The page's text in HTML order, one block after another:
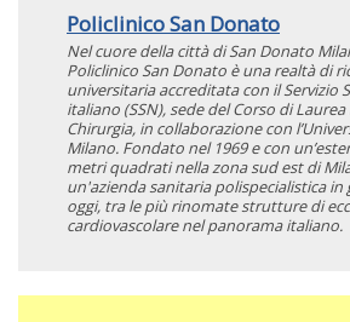
Policlinico San Donato
Nel cuore della città di San Donato
Policlinico San Donato è una realtà di
universitaria accreditata con il Servizio
italiano (SSN), sede del Corso di
Chirurgia, in collaborazione con
Milano. Fondato nel 1969 e con
metri quadrati nella zona sud est di
un'azienda sanitaria polispecialistica in
oggi, tra le più rinomate strutture di
cardiovascolare nel panorama italiano.